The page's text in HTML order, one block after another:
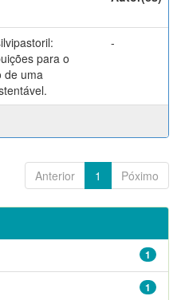
para o
de uma
-
Anterior 1 Póximo
1
1